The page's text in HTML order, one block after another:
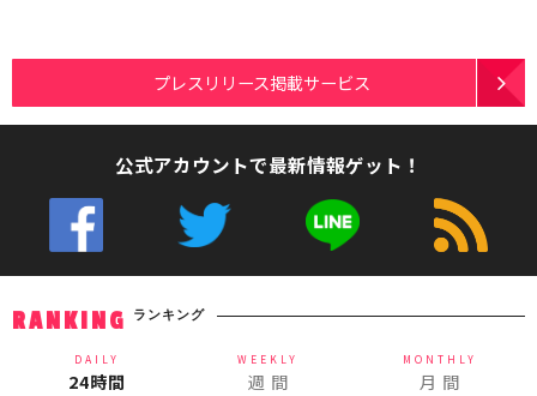
プレスリリース掲載サービス
公式アカウントで最新情報ゲット！
RANKING ランキング
DAILY
24時間
WEEKLY
週 間
MONTHLY
月 間